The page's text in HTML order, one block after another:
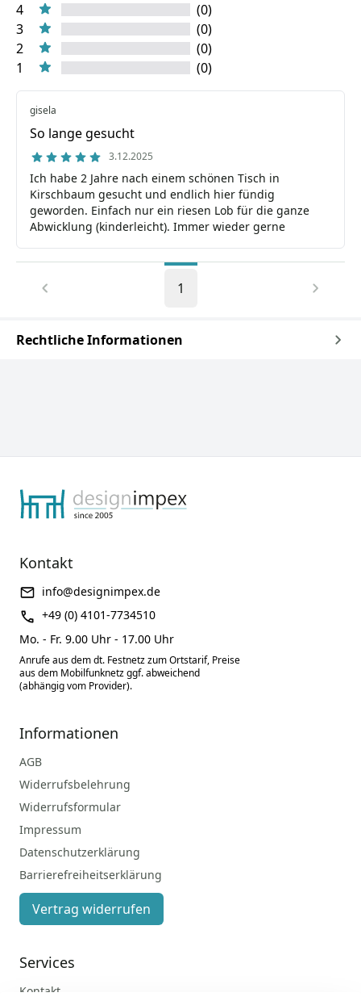
4
(0)
3
(0)
2
(0)
1
(0)
gisela
So lange gesucht
3.12.2025
Ich habe 2 Jahre nach einem schönen Tisch in
Kirschbaum gesucht und endlich hier fündig
geworden. Einfach nur ein riesen Lob für die ganze
Abwicklung (kinderleicht). Immer wieder gerne
1
Rechtliche Informationen
Kontakt
info@designimpex.de
+49 (0) 4101-7734510
Mo. - Fr. 9.00 Uhr - 17.00 Uhr
Anrufe aus dem dt. Festnetz zum Ortstarif, Preise
aus dem Mobilfunknetz ggf. abweichend
(abhängig vom Provider).
Informationen
AGB
Widerrufsbelehrung
Widerrufsformular
Impressum
Datenschutzerklärung
Barrierefreiheitserklärung
Vertrag widerrufen
Services
Kontakt